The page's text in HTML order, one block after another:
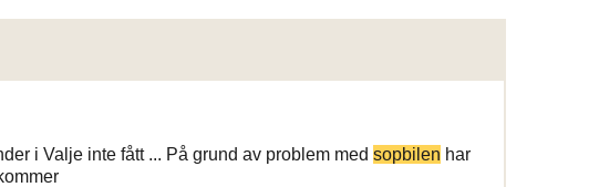
i Valje inte fått ... På grund av problem med sopbilen har